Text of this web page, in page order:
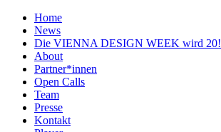
Home
News
Die VIENNA DESIGN WEEK wird 20!
About
Partner*innen
Open Calls
Team
Presse
Kontakt